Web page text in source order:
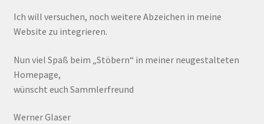
Ich will versuchen, noch weitere Abzeichen in meine
Website zu integrieren.
Nun viel Spaß beim „Stöbern“ in meiner neugestalteten
Homepage,
wünscht euch Sammlerfreund
Werner Glaser